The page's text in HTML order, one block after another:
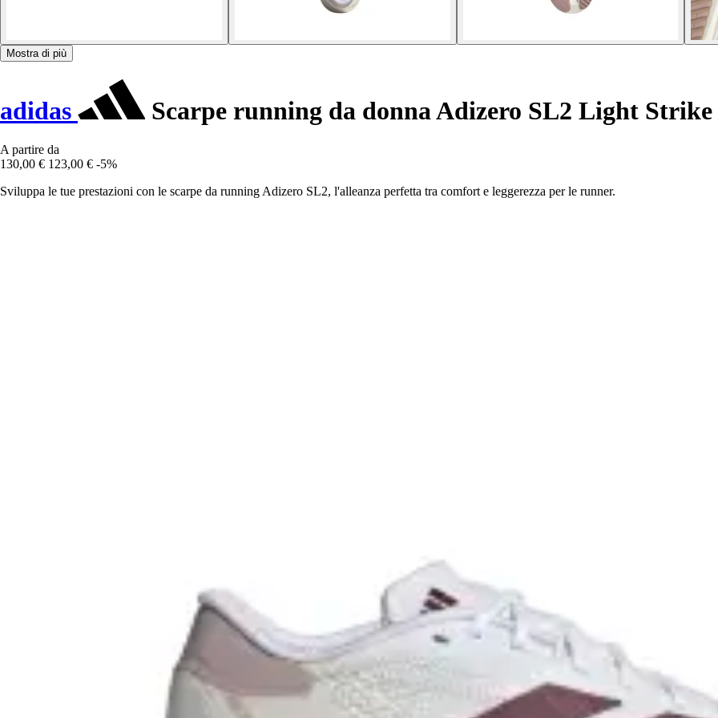
Mostra di più
adidas Scarpe running da donna Adizero SL2 Light
A partire da
130,00 € 123,00 € -5%
Sviluppa le tue prestazioni con le scarpe da running Adizero SL2, l'alleanza perfetta tra comfort e leggerezza per le runner.